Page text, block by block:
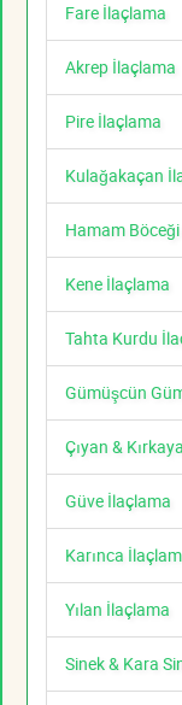
Fare İlaçlama
Akrep İlaçlama
Pire İlaçlama
Kulağakaçan
Hamam
Kene İlaçlama
Tahta Kurdu
Gümüşcün
Çıyan &
Güve İlaçlama
Karınca
Yılan İlaçlama
Sinek & Kara